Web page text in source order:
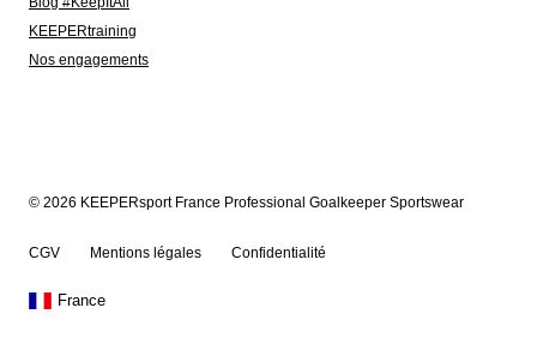
KEEPERtraining
Nos engagements
© 2026 KEEPERsport France Professional Goalkeeper Sportswear
CGV Mentions légales Confidentialité
France